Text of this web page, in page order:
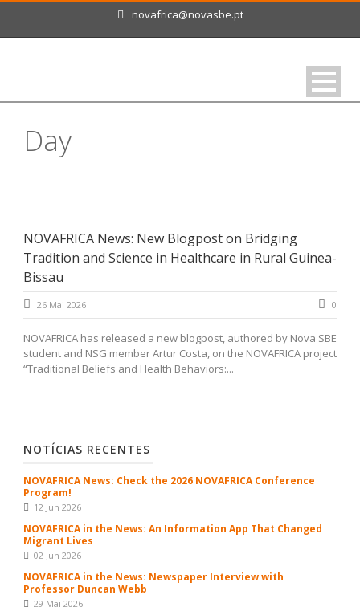
novafrica@novasbe.pt
Day
NOVAFRICA News: New Blogpost on Bridging
Tradition and Science in Healthcare in Rural Guinea-
Bissau
26 Mai 2026 0
NOVAFRICA has released a new blogpost, authored by Nova SBE
student and NSG member Artur Costa, on the NOVAFRICA project
“Traditional Beliefs and Health Behaviors:...
NOTÍCIAS RECENTES
NOVAFRICA News: Check the 2026 NOVAFRICA Conference
Program!
12 Jun 2026
NOVAFRICA in the News: An Information App That Changed
Migrant Lives
02 Jun 2026
NOVAFRICA in the News: Newspaper Interview with
Professor Duncan Webb
29 Mai 2026